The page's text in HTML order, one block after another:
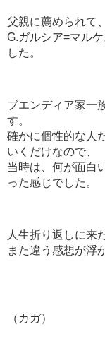
父親に薦められて
G.ガルシア=マル
した。
ブエンディア家一
す。
確かに個性的な人
いくだけなので、
当時は、何が面白
った感じでした。
人生折り返しに来
また違う感想が浮
（カガ）